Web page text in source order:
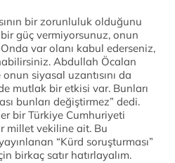
bir zorunluluk olduğunu
güç vermiyorsunuz, onun
var olanı kabul ederseniz,
Abdullah Öcalan
siyasal uzantısını da
mutlak bir etkisi var. Bunları
bunları değiştirmez” dedi.
bir Türkiye Cumhuriyeti
millet vekiline ait. Bu
“Kürd soruşturması”
birkaç satır hatırlayalım.